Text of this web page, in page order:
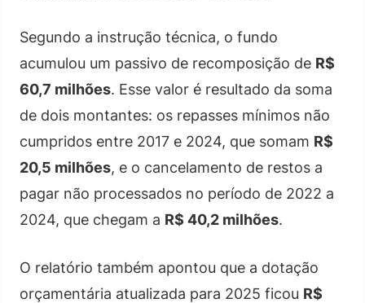
Segundo a instrução técnica, o fundo
acumulou um passivo de recomposição de R$
60,7 milhões. Esse valor é resultado da soma
de dois montantes: os repasses mínimos não
cumpridos entre 2017 e 2024, que somam R$
20,5 milhões, e o cancelamento de restos a
pagar não processados no período de 2022 a
2024, que chegam a R$ 40,2 milhões.
O relatório também apontou que a dotação
orçamentária atualizada para 2025 ficou R$